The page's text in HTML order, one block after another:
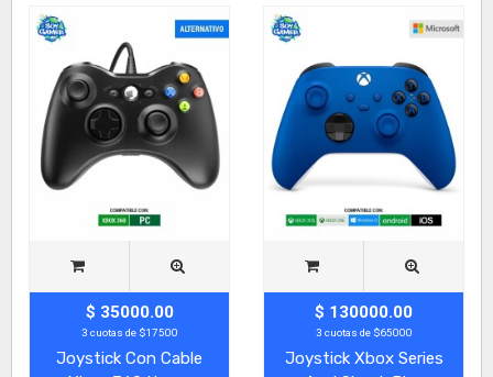
$ 35000.00
3 cuotas de $17500
Joystick Con Cable
$ 130000.00
3 cuotas de $65000
Joystick Xbox Series